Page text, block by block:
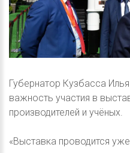
Губернатор Кузбасса
важность участия в
производителей и учёных.
«Выставка проводится